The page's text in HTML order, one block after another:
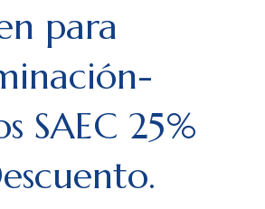
para
SAEC 25%